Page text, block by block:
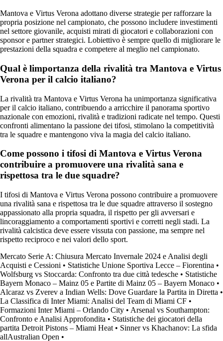
Mantova e Virtus Verona adottano diverse strategie per rafforzare la
propria posizione nel campionato, che possono includere investimenti
nel settore giovanile, acquisti mirati di giocatori e collaborazioni con
sponsor e partner strategici. Lobiettivo è sempre quello di migliorare le
prestazioni della squadra e competere al meglio nel campionato.
Qual è limportanza della rivalità tra Mantova e Virtus
Verona per il calcio italiano?
La rivalità tra Mantova e Virtus Verona ha unimportanza significativa
per il calcio italiano, contribuendo a arricchire il panorama sportivo
nazionale con emozioni, rivalità e tradizioni radicate nel tempo. Questi
confronti alimentano la passione dei tifosi, stimolano la competitività
tra le squadre e mantengono viva la magia del calcio italiano.
Come possono i tifosi di Mantova e Virtus Verona
contribuire a promuovere una rivalità sana e
rispettosa tra le due squadre?
I tifosi di Mantova e Virtus Verona possono contribuire a promuovere
una rivalità sana e rispettosa tra le due squadre attraverso il sostegno
appassionato alla propria squadra, il rispetto per gli avversari e
lincoraggiamento a comportamenti sportivi e corretti negli stadi. La
rivalità calcistica deve essere vissuta con passione, ma sempre nel
rispetto reciproco e nei valori dello sport.
Mercato Serie A: Chiusura Mercato Invernale 2024 e Analisi degli
Acquisti e Cessioni • Statistiche Unione Sportiva Lecce – Fiorentina •
Wolfsburg vs Stoccarda: Confronto tra due città tedesche • Statistiche
Bayern Monaco – Mainz 05 e Partite di Mainz 05 – Bayern Monaco •
Alcaraz vs Zverev a Indian Wells: Dove Guardare la Partita in Diretta •
La Classifica di Inter Miami: Analisi del Team di Miami CF •
Formazioni Inter Miami – Orlando City • Arsenal vs Southampton:
Confronto e Analisi Approfondita • Statistiche dei giocatori della
partita Detroit Pistons – Miami Heat • Sinner vs Khachanov: La sfida
allAustralian Open •